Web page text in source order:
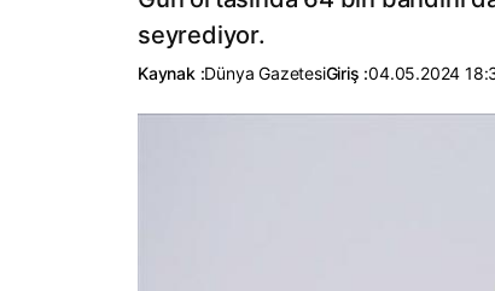
seyrediyor.
Kaynak :Dünya GazetesiGiriş :04.05.2024